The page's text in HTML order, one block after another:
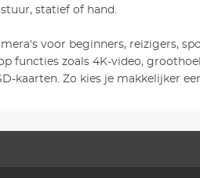
statief of hand.
voor beginners, reizigers,
functies zoals 4K-video,
kaarten. Zo kies je makkelijker